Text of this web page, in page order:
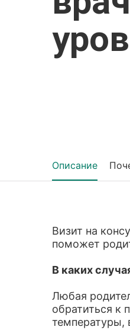
Описание
Визит на
поможет
В каких
Любая
обратиться к
температуры,